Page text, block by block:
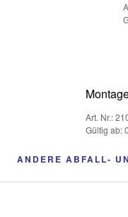
Art. Nr.:
Gültig ab:
ANDERE ABFALL-